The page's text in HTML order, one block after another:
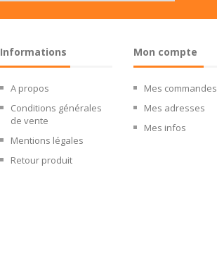
Informations
A propos
Conditions générales
de vente
Mentions légales
Retour produit
Mon compte
Mes commandes
Mes adresses
Mes infos